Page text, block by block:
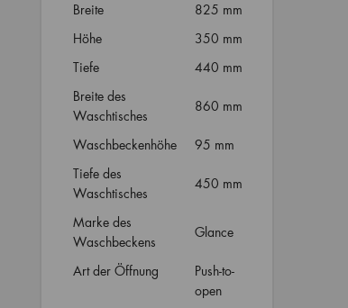
Breite
825 mm
Höhe
350 mm
Tiefe
440 mm
Breite des
Waschtisches
860 mm
Waschbeckenhöhe
95 mm
Tiefe des
Waschtisches
450 mm
Marke des
Waschbeckens
Glance
Art der Öffnung
Push-to-
open